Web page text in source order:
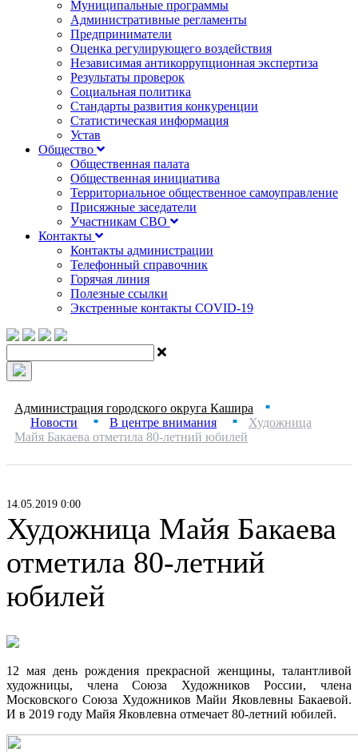
Муниципальные программы
Административные регламенты
Предприниматели
Оценка регулирующего воздействия
Независимая антикоррупционная экспертиза
Результаты проверок
Социальная политика
Стандарты развития конкуренции
Статистическая информация
Устав
Общество
Общественная палата
Общественная инициатива
Территориальное общественное самоуправление
Присяжные заседатели
Участникам СВО
Контакты
Контакты администрации
Телефонный справочник
Горячая линия
Полезные ссылки
Экстренные контакты COVID-19
Администрация городского округа Кашира ■
Новости ■ В центре внимания ■
Художница
Майя Бакаева отметила 80-летний юбилей
14.05.2019 0:00
Художница Майя Бакаева
отметила 80-летний
юбилей
12 мая день рождения прекрасной женщины, талантливой
художницы, члена Союза Художников России, члена
Московского Союза Художников Майи Яковлевны Бакаевой.
И в 2019 году Майя Яковлевна отмечает 80-летний юбилей.